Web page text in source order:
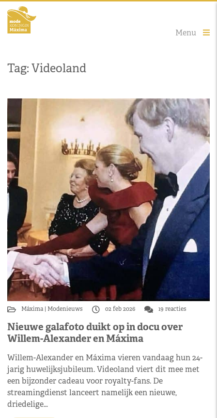
Menu
Tag: Videoland
Máxima Modenieuws 02 feb 2026 19 reacties
Nieuwe galafoto duikt op in docu over
Willem-Alexander en Máxima
Willem-Alexander en Máxima vieren vandaag hun 24-
jarig huwelijksjubileum. Videoland viert dit mee met
een bijzonder cadeau voor royalty-fans. De
streamingdienst lanceert namelijk een nieuwe,
driedelige…